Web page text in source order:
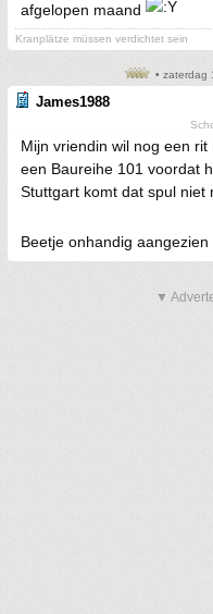
afgelopen maand
Kranplätze müssen verdichtet sein
• zaterdag
James1988
Mijn vriendin wil nog een
een Baureihe 101 voordat
Stuttgart komt dat spul niet
Beetje onhandig
▼